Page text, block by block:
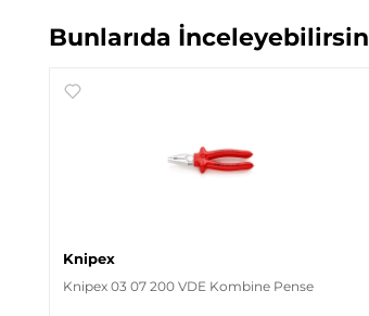
Bunlarıda İnceleyebilirsin
Knipex
Knipex 03 07 200 VDE Kombine Pense